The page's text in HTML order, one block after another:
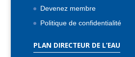
Devenez membre
Politique de confidentialité
PLAN DIRECTEUR DE L’EAU